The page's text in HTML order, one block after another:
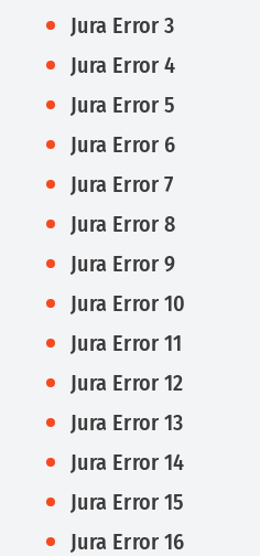
Jura Error 3
Jura Error 4
Jura Error 5
Jura Error 6
Jura Error 7
Jura Error 8
Jura Error 9
Jura Error 10
Jura Error 11
Jura Error 12
Jura Error 13
Jura Error 14
Jura Error 15
Jura Error 16